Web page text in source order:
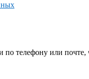
телефону или почте,